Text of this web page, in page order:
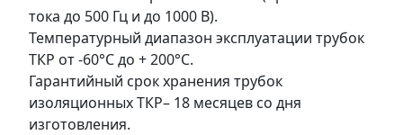
тока до 500 Гц и до 1000 В).
Температурный диапазон эксплуатации трубок
ТКР от -60°С до + 200°С.
Гарантийный срок хранения трубок
изоляционных ТКР– 18 месяцев со дня
изготовления.